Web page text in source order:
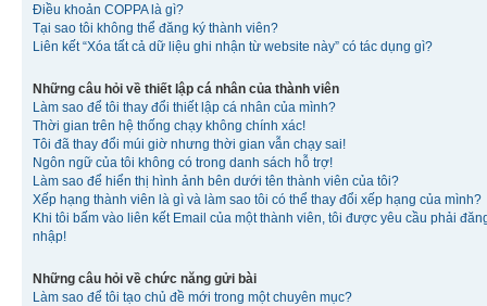
Điều khoản COPPA là gì?
Tại sao tôi không thể đăng ký thành viên?
Liên kết “Xóa tất cả dữ liệu ghi nhận từ website này” có tác dụng gì?
Những câu hỏi về thiết lập cá nhân của thành viên
Làm sao để tôi thay đổi thiết lập cá nhân của mình?
Thời gian trên hệ thống chạy không chính xác!
Tôi đã thay đổi múi giờ nhưng thời gian vẫn chạy sai!
Ngôn ngữ của tôi không có trong danh sách hỗ trợ!
Làm sao để hiển thị hình ảnh bên dưới tên thành viên của tôi?
Xếp hạng thành viên là gì và làm sao tôi có thể thay đổi xếp hạng của mình?
Khi tôi bấm vào liên kết Email của một thành viên, tôi được yêu cầu phải
nhập!
Những câu hỏi về chức năng gửi bài
Làm sao để tôi tạo chủ đề mới trong một chuyên mục?